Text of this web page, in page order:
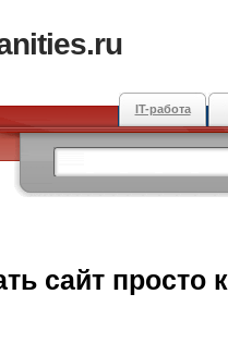
IT-работа
сайт просто